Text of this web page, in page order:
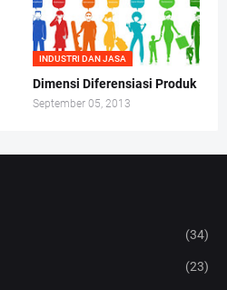
INDUSTRI DAN JASA
Dimensi Diferensiasi Produk
September 05, 2013
(34)
(23)